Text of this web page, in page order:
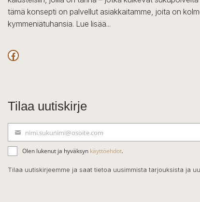
tämä konsepti on palvellut asiakkaitamme, joita on
kymmeniätuhansia. Lue lisää...
Facebook
Tilaa uutiskirje
ä
h
k
nimi.sukunimi@osoite.com
Olen lukenut ja hyväksyn käyttöehdot.
Tilaa uutiskirjeemme ja saat tietoa uusimmista tarjouksista ja